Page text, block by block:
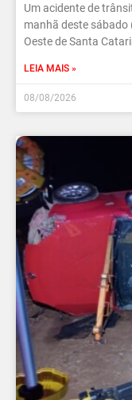
Um acidente de
manhã deste sábado
Oeste de Santa
LEIA MAIS »
08/08/2026